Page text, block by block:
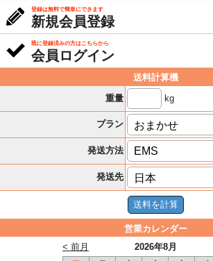
登録は無料で簡単にできます
新規会員登録
既に登録済みの方はこちらから
会員ログイン
送料計算機
重量
kg
プラン
発送方法
発送先
営業カレンダー
2026年8月
< 前月